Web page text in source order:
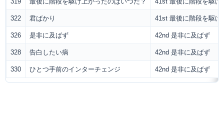
322 君ばかり 41st 最後に階段を駆
326 是非に及ばず 42nd 是非に及ばず
328 告白したい病 42nd 是非に及ばず
330 ひとつ手前のインターチェンジ 42nd 是非に及ばず